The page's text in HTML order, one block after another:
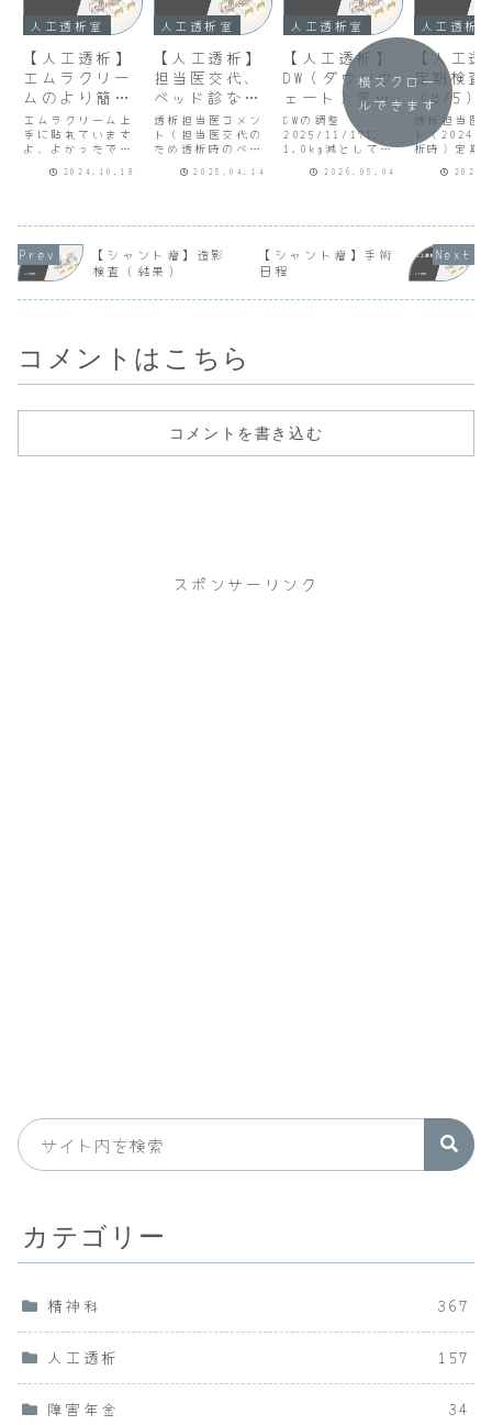
人工透析室
【人工透析】
エムラクリー
ムのより簡単
な塗り方
エムラクリーム上
手に貼れています
よ、よかったです
があるので大変か
いいですね
2024.10.18
人工透析室
【人工透析】
担当医交代、
ベッド診な
し、検査結果
配布なし、定
期検査
（4/7）・処
透析担当医コメン
ト（担当医交代の
ため透析時のベッ
けで担当医が交代
はなし。検査結果
の配布なし（採血
の結果は看護師に
処方薬変更の内容
2025.04.14
人工透析室
【人工透析】
DW（ダウンウ
ェート）変更
（2026/5/4
）
DWの調整
2025/11/17に
1.0kg減としてい
に0.5kg増とし、
合わなかったた
め、ついに
2026/3/2の当正
70、...
2026.05.04
人工透析
【人工
定期検査
（8/5）
方薬（8/
透析担当医
ト（2024/
析時）定期
ン・採血/
とはなかっ
詳細不明。
結果は透析
あり）。食
横スクロー
ルできます
【シャント瘤】造影
検査（結果）
【シャント瘤】手術
日程
コメントはこちら
コメントを書き込む
スポンサーリンク
カテゴリー
精神科 367
人工透析 157
障害年金 34